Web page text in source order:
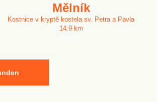
Mělník
Kostnice v kryptě kostela sv. Petra a Pavla
14.9 km